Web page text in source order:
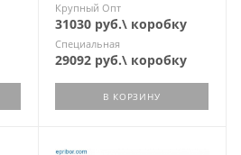
Крупный Опт
31030 руб.\ коробку
Специальная
29092 руб.\ коробку
В КОРЗИНУ